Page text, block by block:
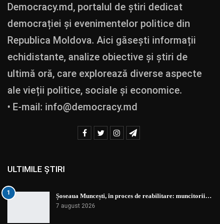
Democracy.md, portalul de știri dedicat
democrației și evenimentelor politice din
Republica Moldova. Aici găsești informații
echidistante, analize obiective și știri de
ultimă oră, care explorează diverse aspecte
ale vieții politice, sociale și economice.
• E-mail: info@democracy.md
ULTIMILE ȘTIRI
1 Șoseaua Muncești, în proces de reabilitare: muncitorii…
7 august 2026